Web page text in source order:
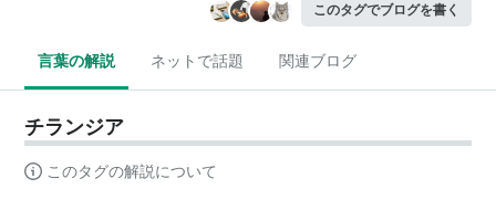
このタグでブログを書く
言葉の解説 ネットで話題 関連ブログ
チランジア
このタグの解説について